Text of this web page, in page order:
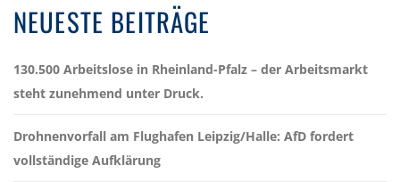
NEUESTE BEITRÄGE
130.500 Arbeitslose in Rheinland-Pfalz – der Arbeitsmarkt
steht zunehmend unter Druck.
Drohnenvorfall am Flughafen Leipzig/Halle: AfD fordert
vollständige Aufklärung